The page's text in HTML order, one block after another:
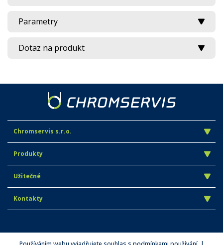
Parametry
Dotaz na produkt
Chromservis s.r.o.
Produkty
Užitečné
Kontakty